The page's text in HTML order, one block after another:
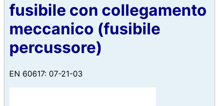
fusibile con collegamento
meccanico (fusibile
percussore)
EN 60617: 07-21-03